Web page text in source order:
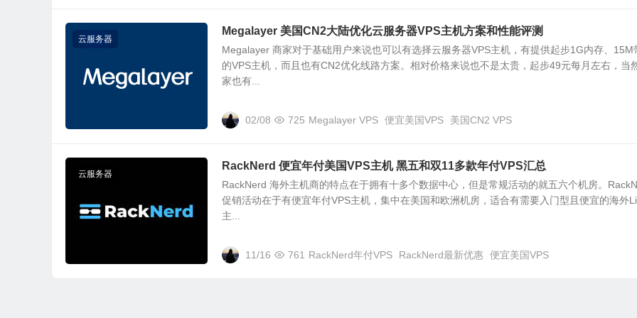
云服务器
Megalayer 美国CN2大陆优化云服务器VPS主机方案和性能评测
Megalayer 商家对于基础用户来说也可以有选择云服务器VPS主机，有提供起步1G内存、15M
的VPS主机，而且也有CN2优化线路方案。相对价格来说也不是太贵，起步49元每月左右，当
家也有...
02/08 725 Megalayer VPS 便宜美国VPS 美国CN2 VPS
云服务器
RackNerd 便宜年付美国VPS主机 黑五和双11多款年付VPS汇总
RackNerd 海外主机商的特点在于拥有十多个数据中心，但是常规活动的就五六个机房。
促销活动在于有便宜年付VPS主机，集中在美国和欧洲机房，适合有需要入门型且便宜的海外
主...
11/16 761 RackNerd年付VPS RackNerd最新优惠 便宜美国VPS